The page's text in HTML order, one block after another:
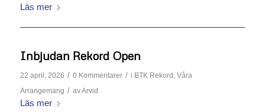
Läs mer
Inbjudan Rekord Open
22 april, 2026 / 0 Kommentarer / i BTK Rekord Våra
Arrangemang / avArvid
Läs mer